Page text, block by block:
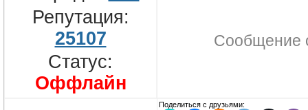
Репутация:
25107
Статус:
Оффлайн
Сообщение
Поделиться с друзьями: